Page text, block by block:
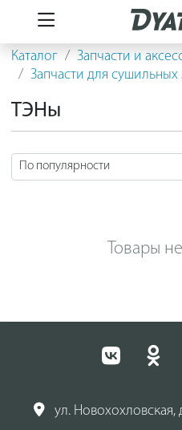
Каталог
Запчасти и
Запчасти для
ТЭНы
Товары
ул. Новохохловская,